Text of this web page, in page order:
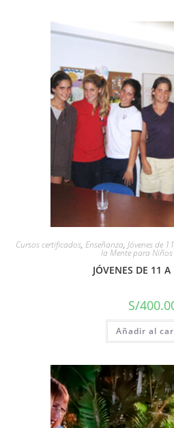
Cursos certificados, Enseñanza, Jóvenes de
la Mente para Niños
JÓVENES DE 11
S/
Añadir al